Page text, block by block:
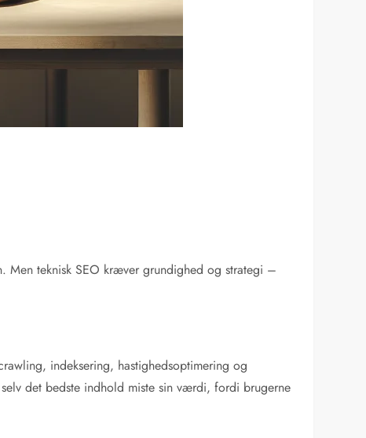
Men teknisk SEO kræver grundighed og strategi –
indeksering, hastighedsoptimering og
det bedste indhold miste sin værdi, fordi brugerne